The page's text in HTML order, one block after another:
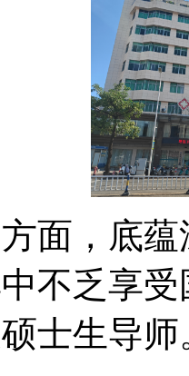
，底蕴
不乏享
士生导师